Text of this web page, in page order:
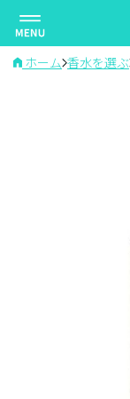
ナ
ビ
ゲ ホーム 香水を選ぶ